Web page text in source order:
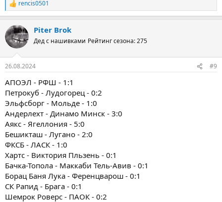
Р
е
к
ц
и
rencis0501
Piter Brok
Дед с нашивками Рейтинг сезона: 275
26.08.2024 #9
АПОЭЛ - РФШ - 1:1
Петрокуб - Лудогорец - 0:2
Эльфсборг - Мольде - 1:0
Андерлехт - Динамо Минск - 3:0
Аякс - Ягеллония - 5:0
Бешикташ - Лугано - 2:0
ФКСБ - ЛАСК - 1:0
Хартс - Виктория Пльзень - 0:1
Бачка-Топола - Маккаби Тель-Авив - 0:1
Борац Баня Лука - Ференцварош - 0:1
СК Рапид - Брага - 0:1
Шемрок Роверс - ПАОК - 0:2